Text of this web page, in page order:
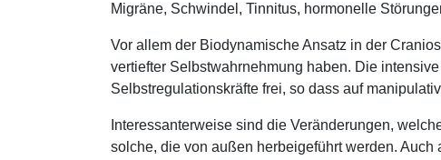
Migräne, Schwindel, Tinnitus, hormonelle
Vor allem der Biodynamische Ansatz in der
vertiefter Selbstwahrnehmung haben. Die
Selbstregulationskräfte frei, so dass auf
Interessanterweise sind die Veränderungen,
solche, die von außen herbeigeführt werden.